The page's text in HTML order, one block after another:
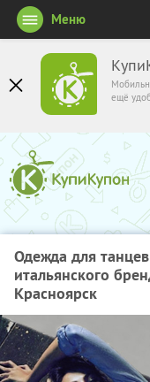
ещё
Меню
Одежда для
итальянского
Красноярск